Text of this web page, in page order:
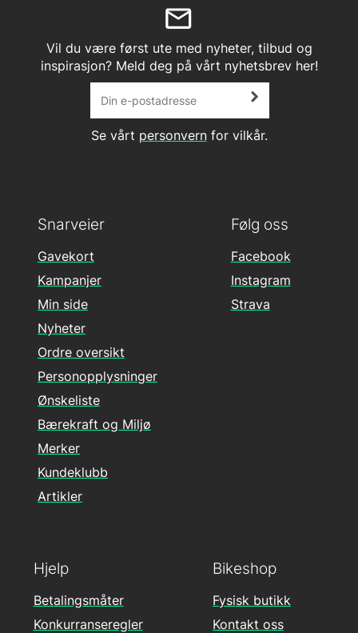
Vil du være først ute med nyheter, tilbud og
inspirasjon? Meld deg på vårt nyhetsbrev her!
Se vårt personvernfor vilkår.
Følg oss
Facebook
Instagram
Strava
Hjelp
Betalingsmåter
Konkurranseregler
Snarveier
Gavekort
Kampanjer
Min side
Nyheter
Ordre oversikt
Personopplysninger
Ønskeliste
Bærekraft og Miljø
Merker
Kundeklubb
Artikler
Bikeshop
Fysisk butikk
Kontakt oss